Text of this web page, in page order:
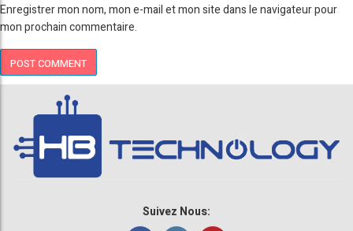
Enregistrer mon nom, mon e-mail et mon site dans le navigateur pour
mon prochain commentaire.
Suivez Nous: